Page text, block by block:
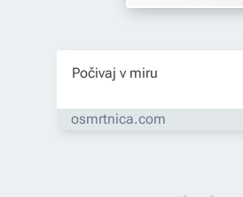
Počivaj v miru
osmrtnica.com